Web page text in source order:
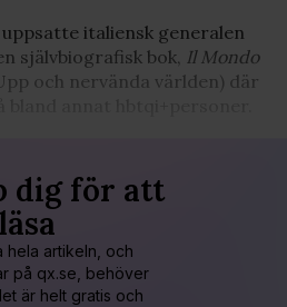
italiensk generalen
självbiografisk bok, Il Mondo
och nervända världen) där
dig för att
hela artikeln, och
på qx.se, behöver
är helt gratis och